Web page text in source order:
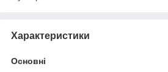
Характеристики
Основні